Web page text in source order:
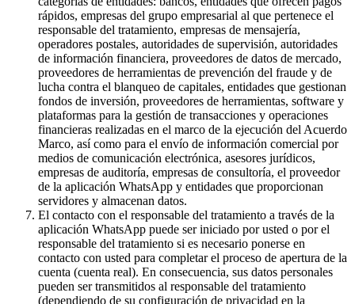
rápidos, empresas del grupo empresarial al que pertenece el
responsable del tratamiento, empresas de mensajería,
operadores postales, autoridades de supervisión, autoridades
de información financiera, proveedores de datos de mercado,
proveedores de herramientas de prevención del fraude y de
lucha contra el blanqueo de capitales, entidades que gestionan
fondos de inversión, proveedores de herramientas, software y
plataformas para la gestión de transacciones y operaciones
financieras realizadas en el marco de la ejecución del Acuerdo
Marco, así como para el envío de información comercial por
medios de comunicación electrónica, asesores jurídicos,
empresas de auditoría, empresas de consultoría, el proveedor
de la aplicación WhatsApp y entidades que proporcionan
servidores y almacenan datos.
El contacto con el responsable del tratamiento a través de la
aplicación WhatsApp puede ser iniciado por usted o por el
responsable del tratamiento si es necesario ponerse en
contacto con usted para completar el proceso de apertura de la
cuenta (cuenta real). En consecuencia, sus datos personales
pueden ser transmitidos al responsable del tratamiento
(dependiendo de su configuración de privacidad en la